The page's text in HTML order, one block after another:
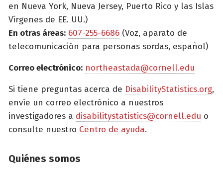
en Nueva York, Nueva Jersey, Puerto Rico y las Islas
Vírgenes de EE. UU.)
En otras áreas: 607-255-6686 (Voz, aparato de
telecomunicación para personas sordas, español)
Correo electrónico: northeastada@cornell.edu
Si tiene preguntas acerca de DisabilityStatistics.org,
envíe un correo electrónico a nuestros
investigadores a disabilitystatistics@cornell.edu o
consulte nuestro Centro de ayuda.
Quiénes somos